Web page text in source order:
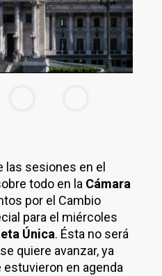
las sesiones en el
todo en la Cámara
por el Cambio
para el miércoles
Única. Ésta no será
quiere avanzar, ya
en agenda